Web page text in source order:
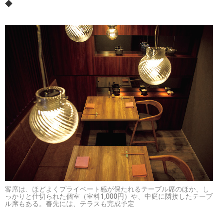
◆
客席は、ほどよくプライベート感が保たれるテーブル席のほか、し
っかりと仕切られた個室（室料1,000円）や、中庭に隣接したテーブ
ル席もある。春先には、テラスも完成予定